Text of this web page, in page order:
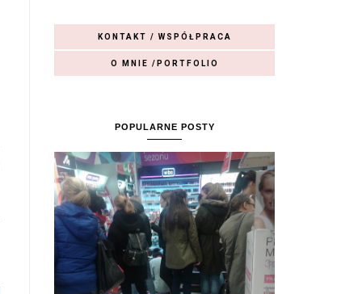
KONTAKT / WSPÓŁPRACA
O MNIE /PORTFOLIO
POPULARNE POSTY